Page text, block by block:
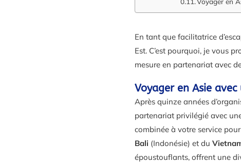
En tant que facilitatrice
Est. C’est pourquoi, je vous
mesure en partenariat avec
Voyager en Asie
Après quinze années
partenariat privilégié avec
combinée à votre service
Bali (Indonésie) et du
époustouflants, offrent une